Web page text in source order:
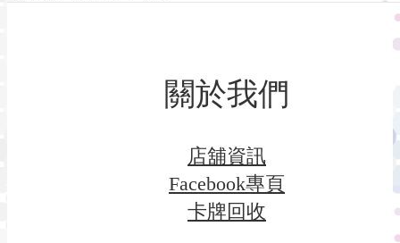
關於我們
店舖資訊
Facebook專頁
卡牌回收